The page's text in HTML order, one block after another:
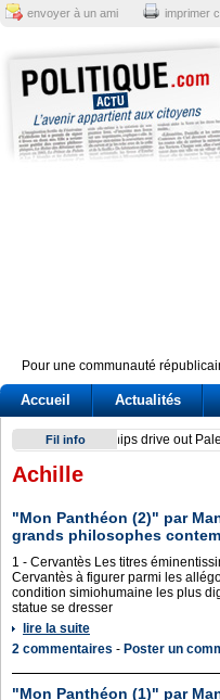
envoyer à un ami imprimer
Pour une communauté
Accueil Actualités
Fil info Sindicato
Achille
"Mon Panthéon (2)" par
grands philosophes
1 - Cervantès Les titres
Cervantès à figurer parmi les
condition simiohumaine les plus
statue se dresser
lire la suite
2 commentaires - Poster un
"Mon Panthéon (1)" par